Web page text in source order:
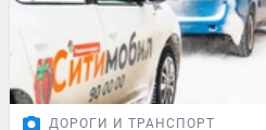
ДОРОГИ И ТРАНСПОРТ